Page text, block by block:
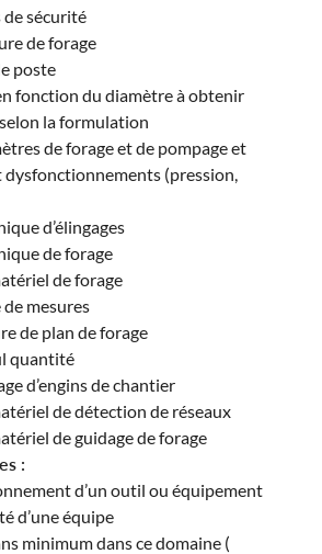
sécurité
de forage
poste
du diamètre à obtenir
la formulation
de forage et de pompage et
dysfonctionnements (pression,
d’élingages
de forage
de forage
mesures
de plan de forage
quantité
d’engins de chantier
de détection de réseaux
de guidage de forage
:
d’un outil ou équipement
équipe
minimum dans ce domaine (